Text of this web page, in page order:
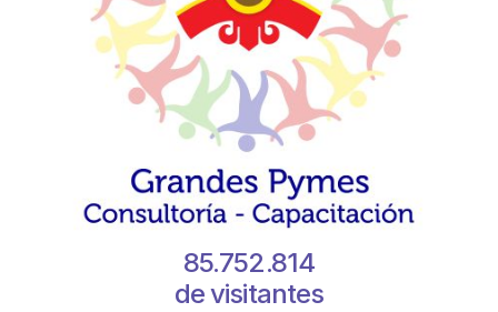
85.752.814
de visitantes